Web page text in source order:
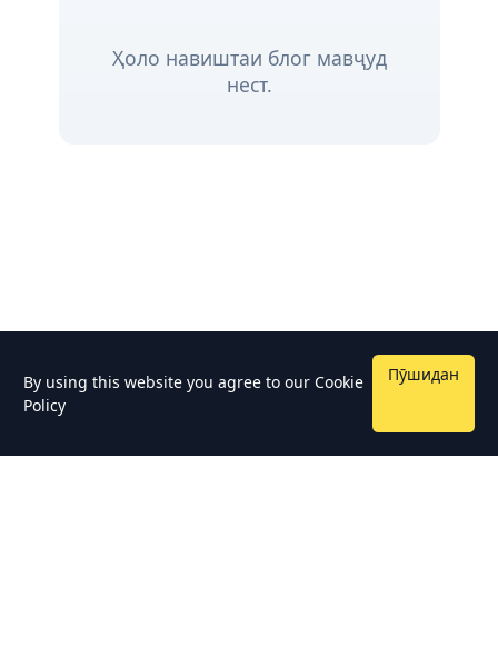
Ҳоло навиштаи блог мавҷуд
нест.
By using this website you agree to our Cookie
Policy
Пӯшидан